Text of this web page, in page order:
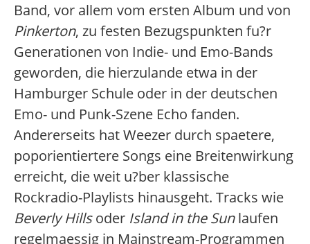
Band, vor allem vom ersten Album und von
Pinkerton, zu festen Bezugspunkten fu?r
Generationen von Indie- und Emo-Bands
geworden, die hierzulande etwa in der
Hamburger Schule oder in der deutschen
Emo- und Punk-Szene Echo fanden.
Andererseits hat Weezer durch spaetere,
poporientiertere Songs eine Breitenwirkung
erreicht, die weit u?ber klassische
Rockradio-Playlists hinausgeht. Tracks wie
Beverly Hillsoder Island in the Sunlaufen
regelmaessig in Mainstream-Programmen